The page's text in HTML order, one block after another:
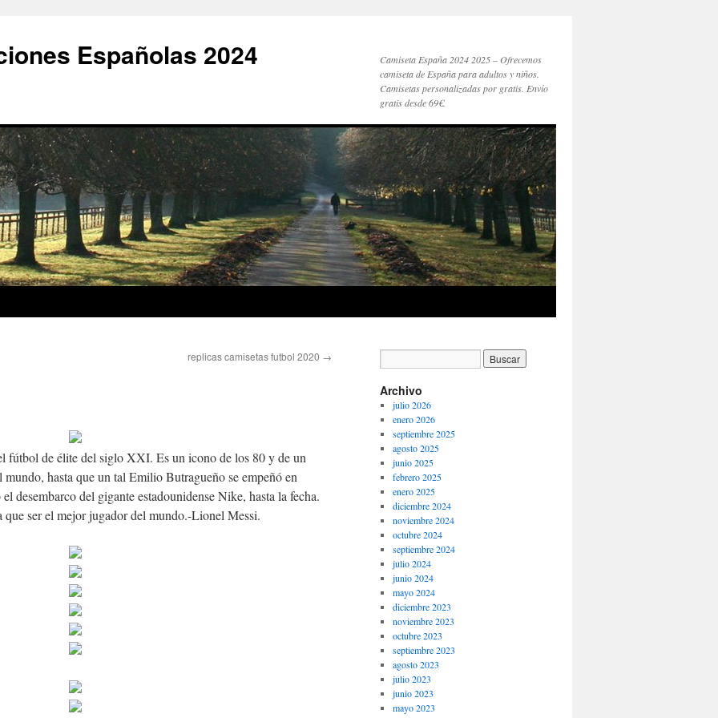
Españolas 2024
Camiseta España 2024 2025 – Ofrecemos
camiseta de España para adultos y niños.
Camisetas personalizadas por gratis. Envío
gratis desde 69€.
replicas camisetas futbol 2020 →
fútbol de élite del siglo XXI. Es un icono de los 80 y de un
hasta que un tal Emilio Butragueño se empeñó en
desembarco del gigante estadounidense Nike, hasta la fecha.
que ser el mejor jugador del mundo.-Lionel Messi.
Archivo
julio 2026
enero 2026
septiembre 2025
agosto 2025
junio 2025
febrero 2025
enero 2025
diciembre 2024
noviembre 2024
octubre 2024
septiembre 2024
julio 2024
junio 2024
mayo 2024
diciembre 2023
noviembre 2023
octubre 2023
septiembre 2023
agosto 2023
julio 2023
junio 2023
mayo 2023